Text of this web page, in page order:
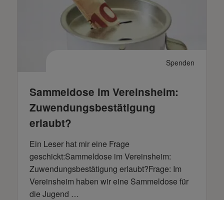
Spenden
Sammeldose im Vereinsheim:
Zuwendungsbestätigung
erlaubt?
Ein Leser hat mir eine Frage
geschickt:Sammeldose im Vereinsheim:
Zuwendungsbestätigung erlaubt?Frage: Im
Vereinsheim haben wir eine Sammeldose für
die Jugend …